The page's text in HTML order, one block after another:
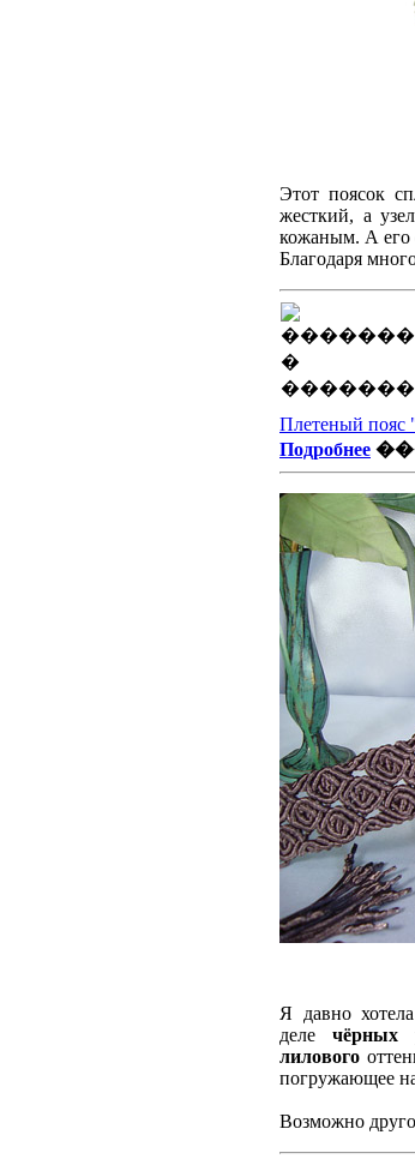
Этот поясок
жесткий, а
кожаным. А его
Благодаря
Плетеный пояс
Подробнее
Я давно
деле чёрных
лилового
погружающее
Возможно